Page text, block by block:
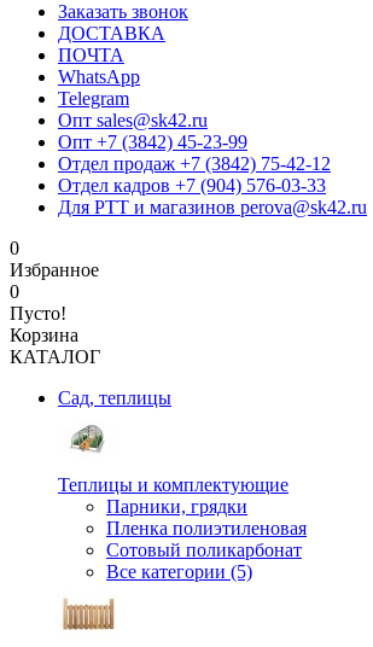
Заказать звонок
ДОСТАВКА
ПОЧТА
WhatsApp
Telegram
Опт sales@sk42.ru
Опт +7 (3842) 45-23-99
Отдел продаж +7 (3842) 75-42-12
Отдел кадров +7 (904) 576-03-33
Для РТТ и магазинов perova@sk42.ru
0
Избранное
0
Пусто!
Корзина
КАТАЛОГ
Сад, теплицы
Теплицы и комплектующие
Парники, грядки
Пленка полиэтиленовая
Сотовый поликарбонат
Все категории (5)